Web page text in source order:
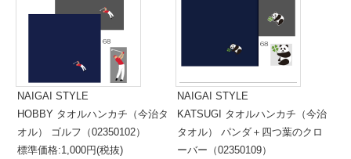
NAIGAI STYLE
HOBBY タオルハンカチ（今治タ
オル） ゴルフ（02350102）
標準価格:1,000円(税抜)
NAIGAI STYLE
KATSUGI タオルハンカチ（今治
タオル） パンダ＋四つ葉のクロ
ーバー（02350109）